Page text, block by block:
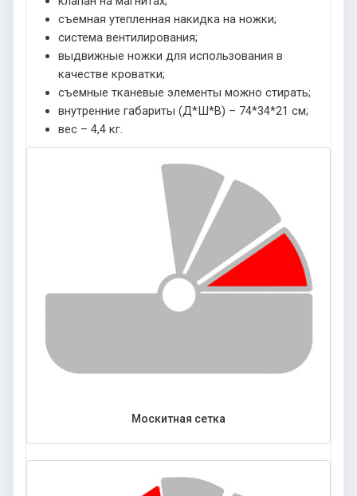
съемная утепленная накидка на ножки;
система вентилирования;
выдвижные ножки для использования в
качестве кроватки;
съемные тканевые элементы можно стирать;
внутренние габариты (Д*Ш*В) – 74*34*21 см;
вес – 4,4 кг.
Москитная сетка